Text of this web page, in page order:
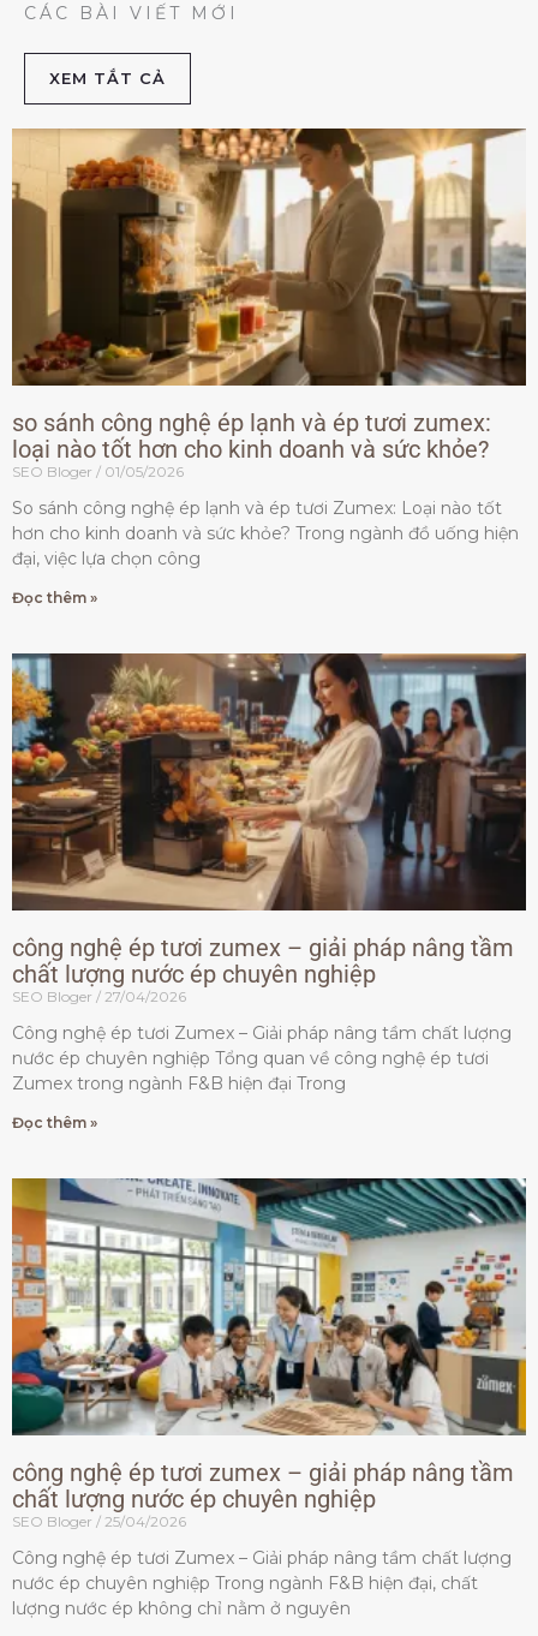
CÁC BÀI VIẾT MỚI
XEM TẮT CẢ
so sánh công nghệ ép lạnh và ép tươi zumex:
loại nào tốt hơn cho kinh doanh và sức khỏe?
SEO Bloger 01/05/2026
So sánh công nghệ ép lạnh và ép tươi Zumex: Loại nào tốt
hơn cho kinh doanh và sức khỏe? Trong ngành đồ uống hiện
đại, việc lựa chọn công
Đọc thêm »
công nghệ ép tươi zumex – giải pháp nâng tầm
chất lượng nước ép chuyên nghiệp
SEO Bloger 27/04/2026
Công nghệ ép tươi Zumex – Giải pháp nâng tầm chất lượng
nước ép chuyên nghiệp Tổng quan về công nghệ ép tươi
Zumex trong ngành F&B hiện đại Trong
Đọc thêm »
công nghệ ép tươi zumex – giải pháp nâng tầm
chất lượng nước ép chuyên nghiệp
SEO Bloger 25/04/2026
Công nghệ ép tươi Zumex – Giải pháp nâng tầm chất lượng
nước ép chuyên nghiệp Trong ngành F&B hiện đại, chất
lượng nước ép không chỉ nằm ở nguyên